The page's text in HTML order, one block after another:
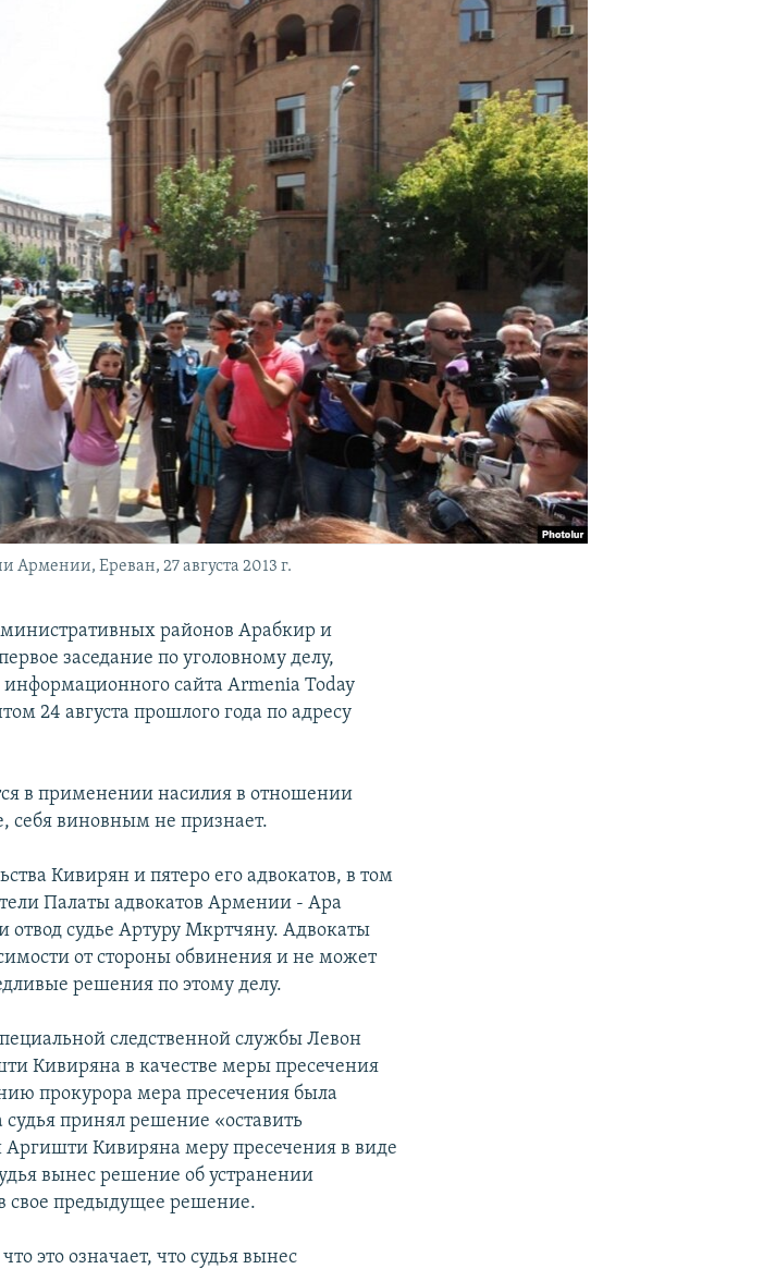
Ереван, 27 августа 2013 г.
районов Арабкир и
заседание по уголовному делу,
сайта Armenia Today
24 августа прошлого года по адресу
в применении насилия в отношении
себя виновным не признает.
Кивирян и пятеро его адвокатов, в том
Палаты адвокатов Армении - Ара
отвод судье Артуру Мкртчяну. Адвокаты
от стороны обвинения и не может
решения по этому делу.
следственной службы Левон
Кивиряна в качестве меры пресечения
прокурора мера пресечения была
судья принял решение «оставить
Кивиряна меру пресечения в виде
вынес решение об устранении
свое предыдущее решение.
это означает, что судья вынес